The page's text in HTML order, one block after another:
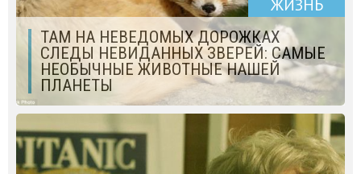
ЖИЗНЬ
ТАМ НА НЕВЕДОМЫХ ДОРОЖКАХ
СЛЕДЫ НЕВИДАННЫХ ЗВЕРЕЙ: САМЫЕ
НЕОБЫЧНЫЕ ЖИВОТНЫЕ НАШЕЙ
ПЛАНЕТЫ